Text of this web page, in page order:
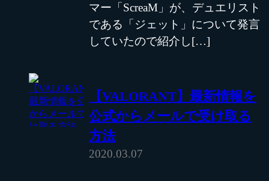
マー「ScreaM」が、デュエリスト
である「ジェット」について発言
していたので紹介し[…]
【VALORANT】最新情報を
公式からメールで受け取る
方法
2020.03.07